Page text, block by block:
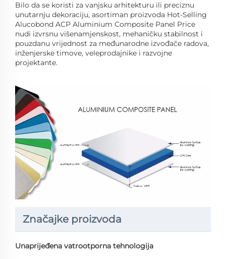
Bilo da se koristi za vanjsku arhitekturu ili preciznu
unutarnju dekoraciju, asortiman proizvoda Hot-Selling
Alucobond ACP Aluminium Composite Panel Price
nudi izvrsnu višenamjenskost, mehaničku stabilnost i
pouzdanu vrijednost za međunarodne izvođače radova,
inženjerske timove, veleprodajnike i razvojne
projektante.
Značajke proizvoda
Unaprijeđena vatrootporna tehnologija